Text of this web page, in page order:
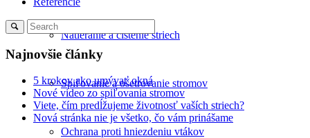
Natieranie a čistenie striech
Spiľovanie a ošetrovanie stromov
Ochrana proti hniezdeniu vtákov
Najnovšie články
5 krokov ako umývať okná
Nové video zo spiľovania stromov
Viete, čím predĺžujeme životnosť vaších striech?
Nová stránka nie je všetko, čo vám prinášame